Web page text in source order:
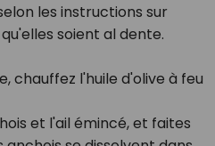
les instructions sur
soient al dente.
chauffez l'huile d'olive à feu
et l'ail émincé, et faites